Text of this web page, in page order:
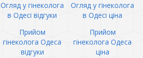
Огляд у гінеколога
в Одесі відгуки
Огляд у гінеколога
в Одесі ціна
Прийом
гінеколога Одеса
відгуки
Прийом
гінеколога Одеса
ціна